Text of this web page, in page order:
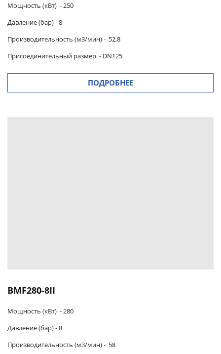
Мощность (кВт) -250
Давление (бар) -8
Производительность (м3/мин)- 52,8
Присоединительный размер - DN125
ПОДРОБНЕЕ
BMF280-8II
Мощность (кВт) -280
Давление (бар) -8
Производительность (м3/мин)- 58